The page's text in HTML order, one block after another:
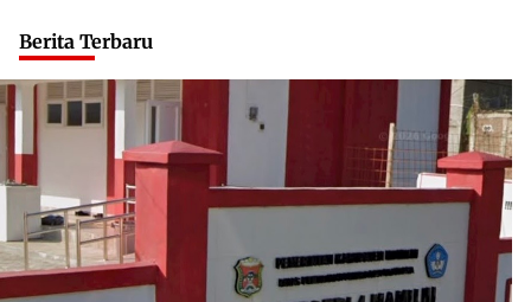
Berita Terbaru